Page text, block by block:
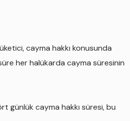
cayma hakkı konusunda
her halükarda cayma süresinin
günlük cayma hakkı süresi, bu